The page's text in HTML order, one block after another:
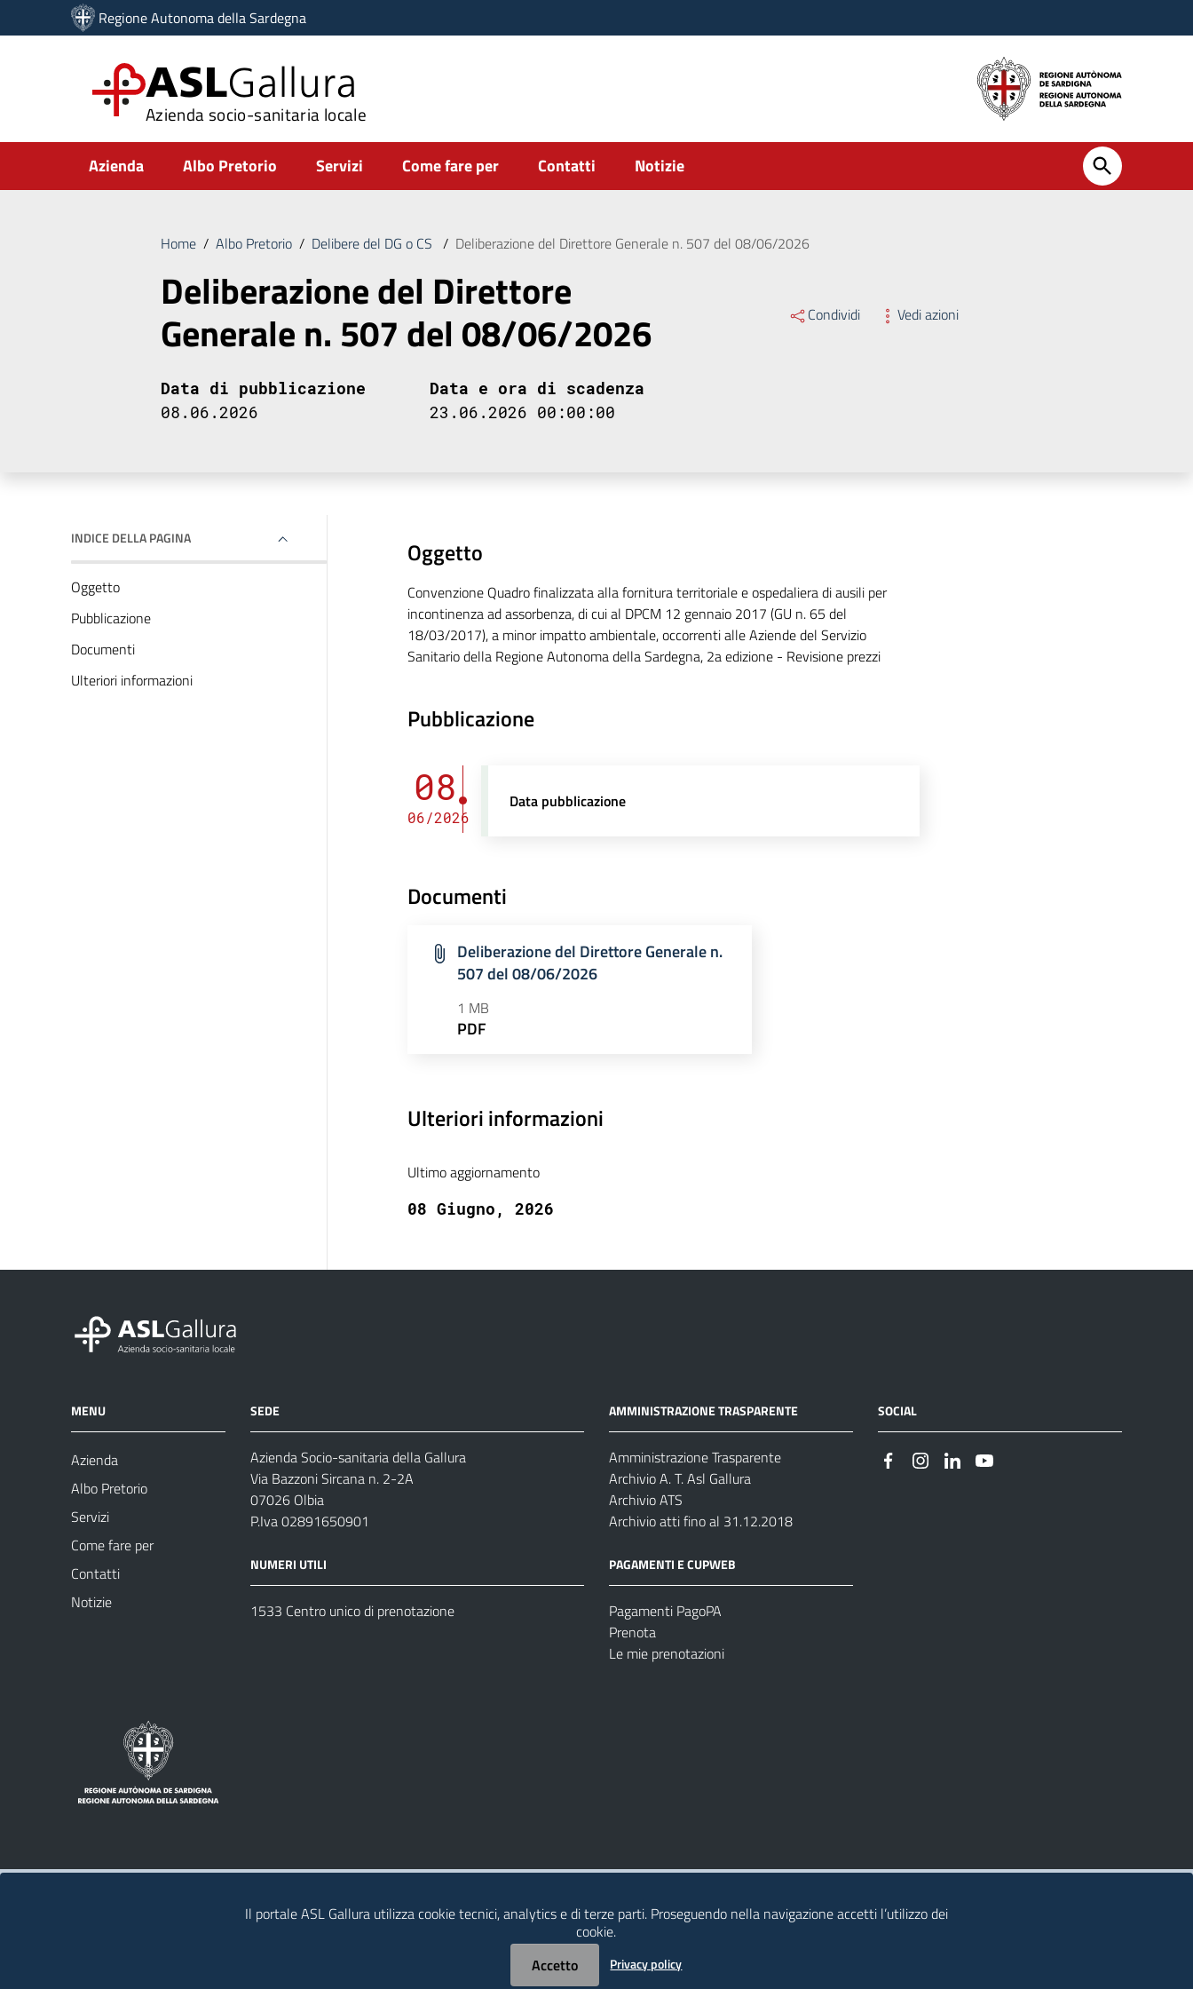
Vai ai contenuti
Vai al menu di navigazione
Regione Autonoma della Sardegna
ASLGallura
Azienda socio-sanitaria locale
Submenu
Azienda Albo Pretorio Servizi Come fare per Contatti Notizie
Home / Albo Pretorio / Delibere del DG o CS / Deliberazione del Direttore Generale n. 507 del 08/06/2026
Deliberazione del Direttore
Generale n. 507 del 08/06/2026 Condividi Vedi azioni
Data di pubblicazione
08.06.2026
Data e ora di scadenza
23.06.2026 00:00:00
INDICE DELLA PAGINA
Oggetto
Pubblicazione
Documenti
Ulteriori informazioni
Oggetto
Convenzione Quadro finalizzata alla fornitura territoriale e ospedaliera di ausili per
incontinenza ad assorbenza, di cui al DPCM 12 gennaio 2017 (GU n. 65 del
18/03/2017), a minor impatto ambientale, occorrenti alle Aziende del Servizio
Sanitario della Regione Autonoma della Sardegna, 2a edizione - Revisione prezzi
Pubblicazione
08
06/2026
Data pubblicazione
Documenti
Deliberazione del Direttore Generale n.
507 del 08/06/2026
1 MB
PDF
Ulteriori informazioni
Ultimo aggiornamento
08 Giugno, 2026
MENU
Azienda
Albo Pretorio
Servizi
Come fare per
Contatti
Notizie
SEDE
Azienda Socio-sanitaria della Gallura
Via Bazzoni Sircana n. 2-2A
07026 Olbia
P.Iva 02891650901
NUMERI UTILI
1533 Centro unico di prenotazione
AMMINISTRAZIONE TRASPARENTE
Amministrazione Trasparente
Archivio A. T. Asl Gallura
Archivio ATS
Archivio atti fino al 31.12.2018
PAGAMENTI E CUPWEB
Pagamenti PagoPA
Prenota
Le mie prenotazioni
SOCIAL
Il portale ASL Gallura utilizza cookie tecnici, analytics e di terze parti. Proseguendo nella navigazione accetti l’utilizzo dei
cookie.
Accetto
Privacy policy